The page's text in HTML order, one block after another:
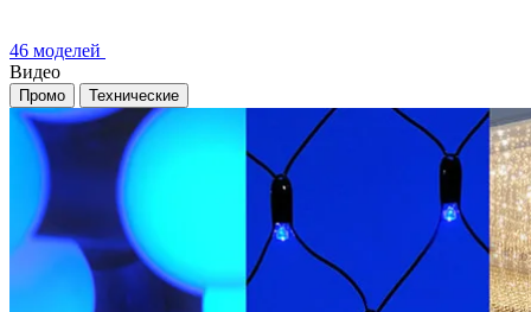
46 моделей
Видео
Промо Технические